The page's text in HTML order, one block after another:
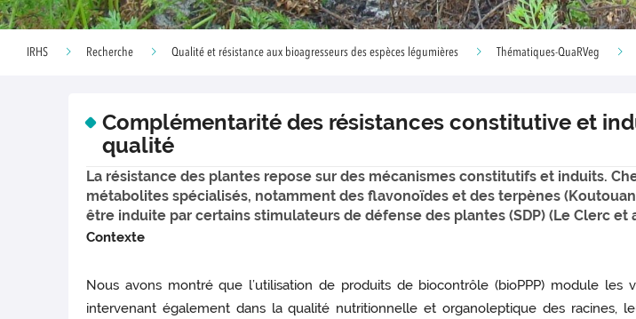
IRHS Recherche Qualité et résistance aux bioagresseurs des espèces légumières Thématiques-QuaRVeg
Complémentarité des résistances constitutive et
qualité
La résistance des plantes repose sur des mécanismes constitutifs et induits.
métabolites spécialisés, notamment des flavonoïdes et des terpènes
être induite par certains stimulateurs de défense des plantes (SDP) (Le Clerc et
Contexte
Nous avons montré que l’utilisation de produits de biocontrôle (bioPPP) module les
intervenant également dans la qualité nutritionnelle et organoleptique des racines,